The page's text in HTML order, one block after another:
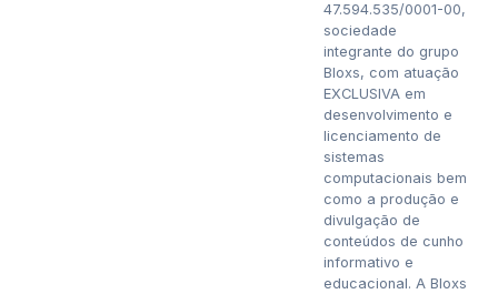
47.594.535/0001-00,
sociedade
integrante do grupo
Bloxs, com atuação
EXCLUSIVA em
desenvolvimento e
licenciamento de
sistemas
computacionais bem
como a produção e
divulgação de
conteúdos de cunho
informativo e
educacional. A Bloxs